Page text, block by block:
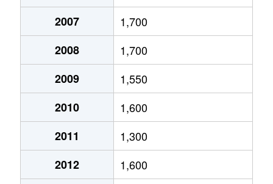
1,800万円 用宗
1,900万円 用宗
1,100万円 用宗
津島町
1,500万円 静岡
津島町
2,400万円 静岡
2,300万円 静岡
2007
1,700
2008
1,700
2009
1,550
2010
1,600
2011
1,300
2012
1,600